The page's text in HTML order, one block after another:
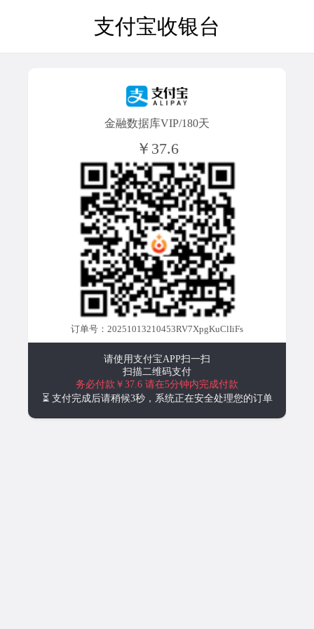
支付宝收银台
金融数据库VIP/180天
￥37.6
订单号：20251013210453RV7XpgKuClIiFs
请使用支付宝APP扫一扫
扫描二维码支付
务必付款￥37.6 请在5分钟内完成付款
⏳ 支付完成后请稍候3秒，系统正在安全处理您的订单